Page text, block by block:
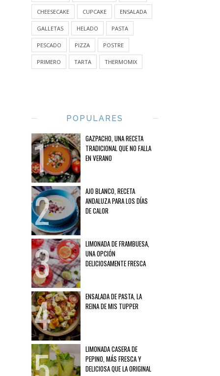
CHEESECAKE CUPCAKE ENSALADA
GALLETAS HELADO PASTA
PESCADO PIZZA POSTRE
PRIMERO TARTA THERMOMIX
POPULARES
GAZPACHO, UNA RECETA
TRADICIONAL QUE NO FALLA
EN VERANO
AJO BLANCO, RECETA
ANDALUZA PARA LOS DÍAS
DE CALOR
LIMONADA DE FRAMBUESA,
UNA OPCIÓN
DELICIOSAMENTE FRESCA
ENSALADA DE PASTA, LA
REINA DE MIS TUPPER
LIMONADA CASERA DE
PEPINO, MÁS FRESCA Y
DELICIOSA QUE LA ORIGINAL